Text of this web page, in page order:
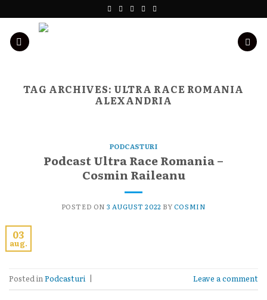
to
content
TAG ARCHIVES: ULTRA RACE ROMANIA
ALEXANDRIA
PODCASTURI
Podcast Ultra Race Romania –
Cosmin Raileanu
POSTED ON3 AUGUST 2022 BYCOSMIN
03
aug.
Posted inPodcasturi | Leave a comment